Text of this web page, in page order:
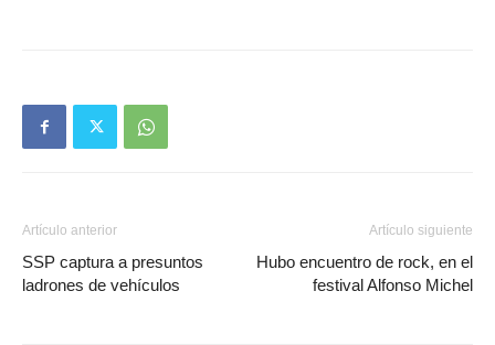
Artículo anterior
SSP captura a presuntos
ladrones de vehículos
Artículo siguiente
Hubo encuentro de rock, en el
festival Alfonso Michel